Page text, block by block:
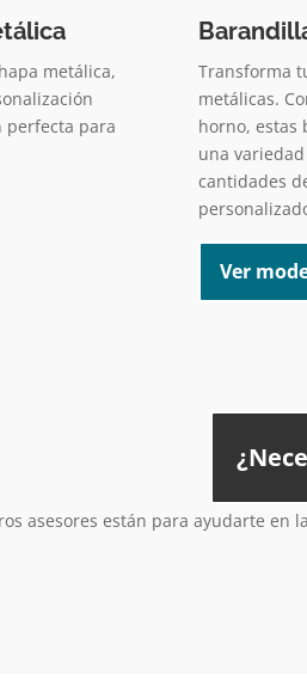
metálica,
perfecta para
Transforma
metálicas.
horno, estas
una
cantidades
Ver
asesores están para ayudarte en